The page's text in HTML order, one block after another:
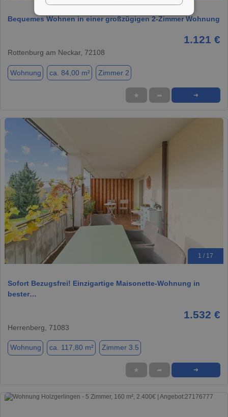
Bequemes Wohnen in einer großzügigen 2-Zimmer Wohnung
1.121 €
Rottenburg am Neckar, 72108
Wohnung ca. 84,00 m² Zimmer 2
★ ➦ ➜
1 / 17
Sofort Bezugsfrei! Einzigartige Maisonette-Wohnung in
bester…
1.532 €
Herrenberg, 71083
Wohnung ca. 117,80 m² Zimmer 3.5
★ ➦ ➜